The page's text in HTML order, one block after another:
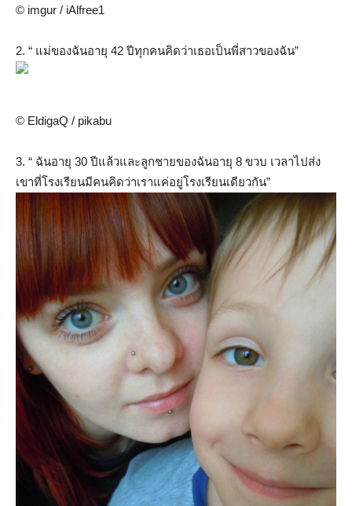
© imgur / iAlfree1
2. “ แม่ของฉันอายุ 42 ปีทุกคนคิดว่าเธอเป็นพี่สาวของฉัน”
© EldigaQ / pikabu
3. “ ฉันอายุ 30 ปีแล้วและลูกชายของฉันอายุ 8 ขวบ เวลาไปส่ง
เขาที่โรงเรียนมีคนคิดว่าเราแค่อยู่โรงเรียนเดียวกัน”